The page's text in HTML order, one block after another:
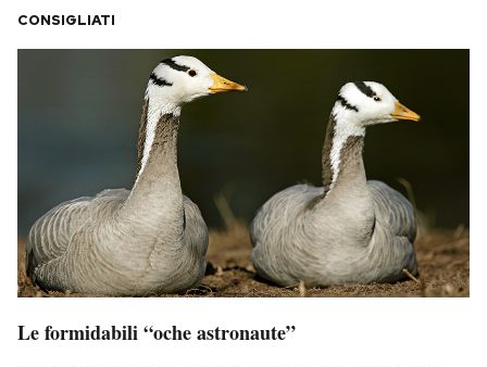
CONSIGLIATI
Le formidabili “oche astronaute”